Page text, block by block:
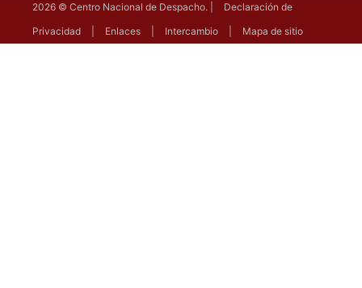
2026 © Centro Nacional de Despacho.
Declaración de
Privacidad
Enlaces Intercambio Mapa de sitio